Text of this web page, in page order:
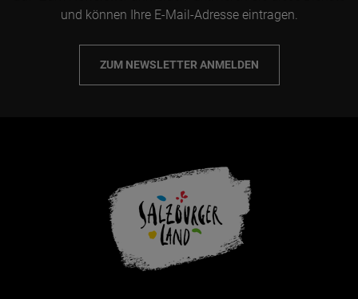
und können Ihre E-Mail-Adresse eintragen.
ZUM NEWSLETTER ANMELDEN